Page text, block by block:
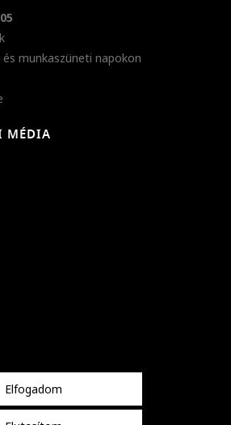
Elfogadom
és munkaszüneti napokon
MÉDIA